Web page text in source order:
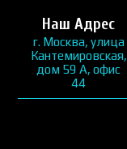
Наш Адрес
г. Москва, улица
Кантемировская,
дом 59 А, офис
44